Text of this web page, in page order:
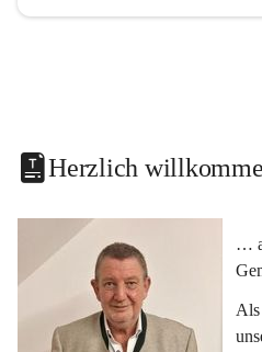
Herzlich
…
Als